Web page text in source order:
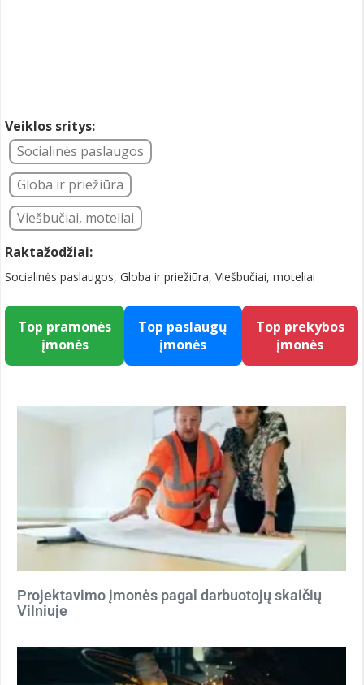
Veiklos sritys:
Socialinės paslaugos
Globa ir priežiūra
Viešbučiai, moteliai
Raktažodžiai:
Socialinės paslaugos, Globa ir priežiūra, Viešbučiai, moteliai
Top pramonės
įmonės
Top paslaugų
įmonės
Top prekybos
įmonės
Projektavimo įmonės pagal darbuotojų skaičių
Vilniuje